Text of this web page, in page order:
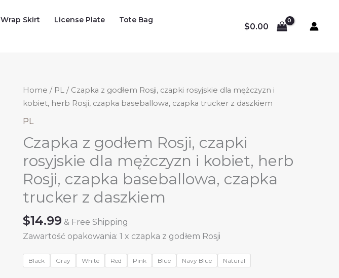
Wrap Skirt License Plate
Tote Bag
$0.00
Home / PL / Czapka z godłem Rosji, czapki rosyjskie dla mężczyzn i
kobiet, herb Rosji, czapka baseballowa, czapka trucker z daszkiem
PL
Czapka z godłem Rosji, czapki
rosyjskie dla mężczyzn i kobiet, herb
Rosji, czapka baseballowa, czapka
trucker z daszkiem
$14.99 & Free Shipping
Zawartość opakowania: 1 x czapka z godłem Rosji
Black Gray White Red Pink Blue Navy Blue Natural